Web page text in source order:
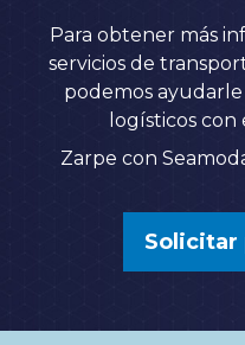
Para obtener más
servicios de
podemos
logísticos con
Zarpe con
Solicitar